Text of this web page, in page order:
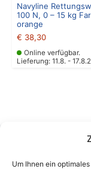
Um Ihnen ein
Navyline
100 N, 0 – 15 kg
orange
€ 38,30
Online verfügbar.
Lieferung: 11.8. -